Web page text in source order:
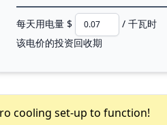
每天用电量 $
/ 千瓦时
该电价的投资回收期
cooling set-up to function!